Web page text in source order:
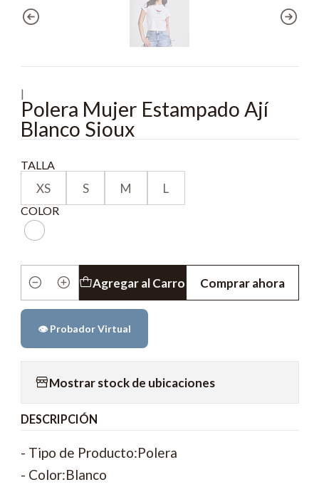
|
Polera Mujer Estampado Ají
Blanco Sioux
TALLA
XS S M L
COLOR
Cantidad
Agregar al Carro Comprar ahora
👁️ Probador Virtual
Mostrar stock de ubicaciones
DESCRIPCIÓN
- Tipo de Producto:Polera
- Color:Blanco